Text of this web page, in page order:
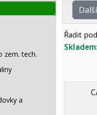
zem. tech.
a
Řadit